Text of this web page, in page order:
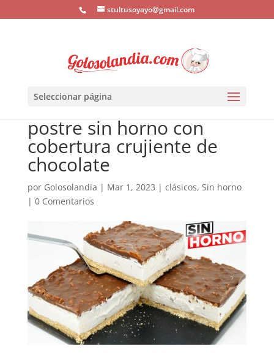
stultusoyayo@gmail.com
Seleccionar página
postre sin horno con
cobertura crujiente de
chocolate
por Golosolandia | Mar 1, 2023 | clásicos, Sin horno
| 0 Comentarios